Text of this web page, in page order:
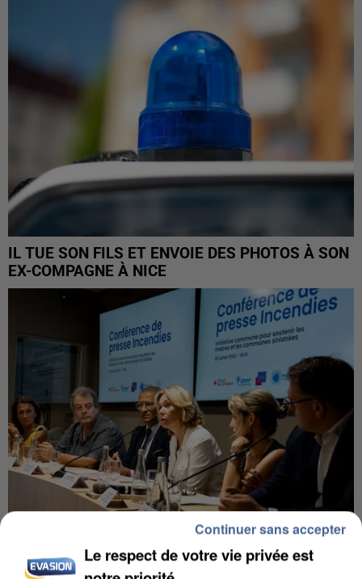
IL TUE SON FILS ET ENVOIE DES PHOTOS À SON
EX-COMPAGNE À NICE
INCENDIES : L’ÎLE-DE-FRANCE LANCE UN ÉLAN
Le respect de votre vie privée est
Continuer sans accepter